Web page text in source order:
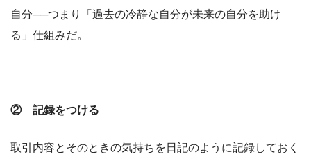
自分──つまり「過去の冷静な自分が未来の自分を助け
る」仕組みだ。
② 記録をつける
取引内容とそのときの気持ちを日記のように記録しておく